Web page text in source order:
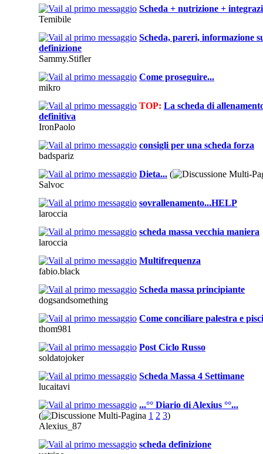
Scheda + nutrizione +
Temibile
Scheda, pareri, informazione
definizione
Sammy.Stifler
Come proseguire...
mikro
TOP: La scheda di
definitiva
IronPaolo
consigli per una scheda forza
badspariz
Dieta... (
Salvoc
sovrallenamento...HELP
laroccia
scheda massa vecchia maniera
laroccia
Multifrequenza
fabio.black
Scheda massa principiante
dogsandsomething
Come conciliare palestra e
thom981
Post Ciclo Russo
soldatojoker
Scheda Massa 4 Settimane
lucaitavi
...°° Diario di Alexius °°...
(
1 2 3)
Alexius_87
scheda definizione